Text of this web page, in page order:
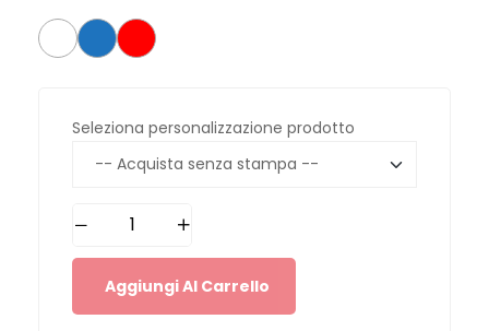
Seleziona personalizzazione prodotto
Aggiungi Al Carrello